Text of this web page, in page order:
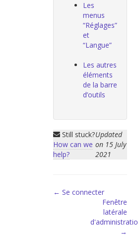
Les
menus
“Réglages”
et
“Langue”
Les autres
éléments
de la barre
d’outils
Still stuck?
How can we
help?
Updated
on 15 July
2021
Doc
navigation
← Se connecter
Fenêtre
latérale
→